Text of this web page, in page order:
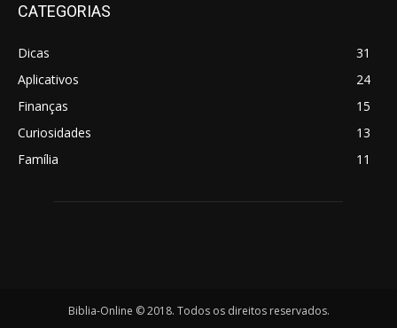
CATEGORIAS
Dicas
31
Aplicativos
24
Finanças
15
Curiosidades
13
Família
11
Biblia-Online © 2018. Todos os direitos reservados.